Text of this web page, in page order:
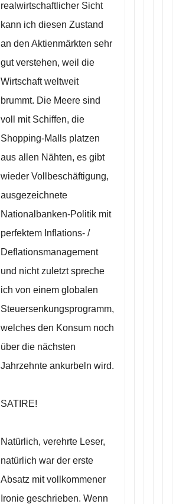
realwirtschaftlicher Sicht
kann ich diesen Zustand
an den Aktienmärkten sehr
gut verstehen, weil die
Wirtschaft weltweit
brummt. Die Meere sind
voll mit Schiffen, die
Shopping-Malls platzen
aus allen Nähten, es gibt
wieder Vollbeschäftigung,
ausgezeichnete
Nationalbanken-Politik mit
perfektem Inflations- /
Deflationsmanagement
und nicht zuletzt spreche
ich von einem globalen
Steuersenkungsprogramm,
welches den Konsum noch
über die nächsten
Jahrzehnte ankurbeln wird.
SATIRE!
Natürlich, verehrte Leser,
natürlich war der erste
Absatz mit vollkommener
Ironie geschrieben. Wenn